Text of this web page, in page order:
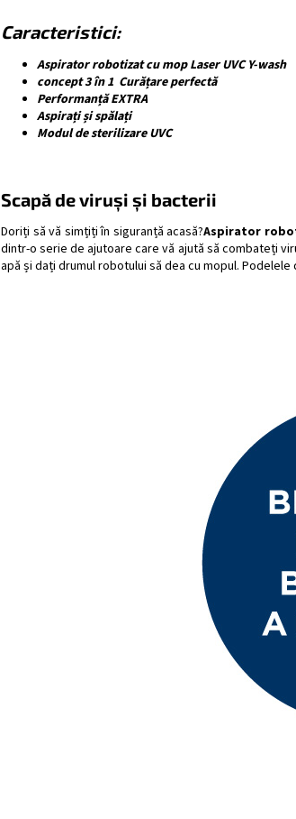
Caracteristici:
Aspirator robotizat cu mop Laser UVC Y-wash
concept 3 în 1 Curățare perfectă
Performanță EXTRA
Aspirați și spălați
Modul de sterilizare UVC
Scapă de viruși și bacterii
Doriți să vă simțiți în siguranță acasă?Aspirator
dintr-o serie de ajutoare care vă ajută să combateți
apă și dați drumul robotului să dea cu mopul.